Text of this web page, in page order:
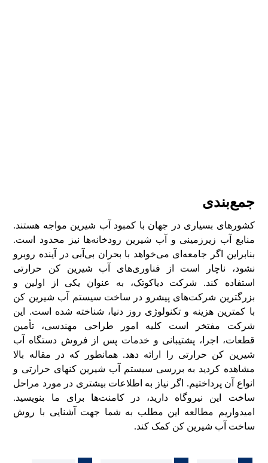
جمع‌بندی
کشور‌های بسیاری در جهان با کمبود آب شیرین مواجه هستند.
منابع آب زیرزمینی و آب شیرین رودخانه‌ها نیز محدود است.
بنابراین اگر جامعه‌ای می‌خواهد با بحران بی‌آبی در آینده روبرو
نشود، ناچار است از فناوری‌های آب شیرین کن حرارتی
استفاده کند. شرکت دیاکوتک، به عنوان یکی از اولین و
بزرگترین شرکت‌های پیشرو در ساخت سیستم آب شیرین کن
با کمترین هزینه و تکنولوژی روز دنیا، شناخته شده است. این
شرکت مفتخر است کلیه امور طراحی مهندسی، تأمین
قطعات، اجرا، پشتیبانی و خدمات پس از فروش دستگاه آب
شیرین کن حرارتی را ارائه دهد. همانطور که در مقاله بالا
مشاهده کردید به بررسی سیستم آب شیرین کن­های حرارتی و
انواع آن پرداختیم. اگر نیاز به اطلاعات بیشتری در مورد مراحل
ساخت این نیروگاه دارید، در کامنت‌ها برای ما بنویسید.
‌امیدواریم مطالعه این مطلب به شما جهت آشنایی با روش
ساخت آب شیرین کن کمک کند.